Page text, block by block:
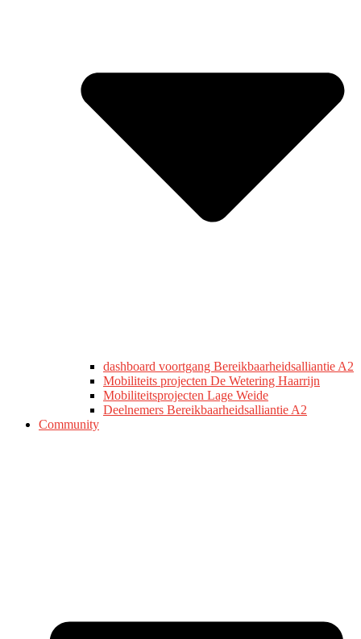
dashboard voortgang Bereikbaarheidsalliantie A2
Mobiliteits projecten De Wetering Haarrijn
Mobiliteitsprojecten Lage Weide
Deelnemers Bereikbaarheidsalliantie A2
Community